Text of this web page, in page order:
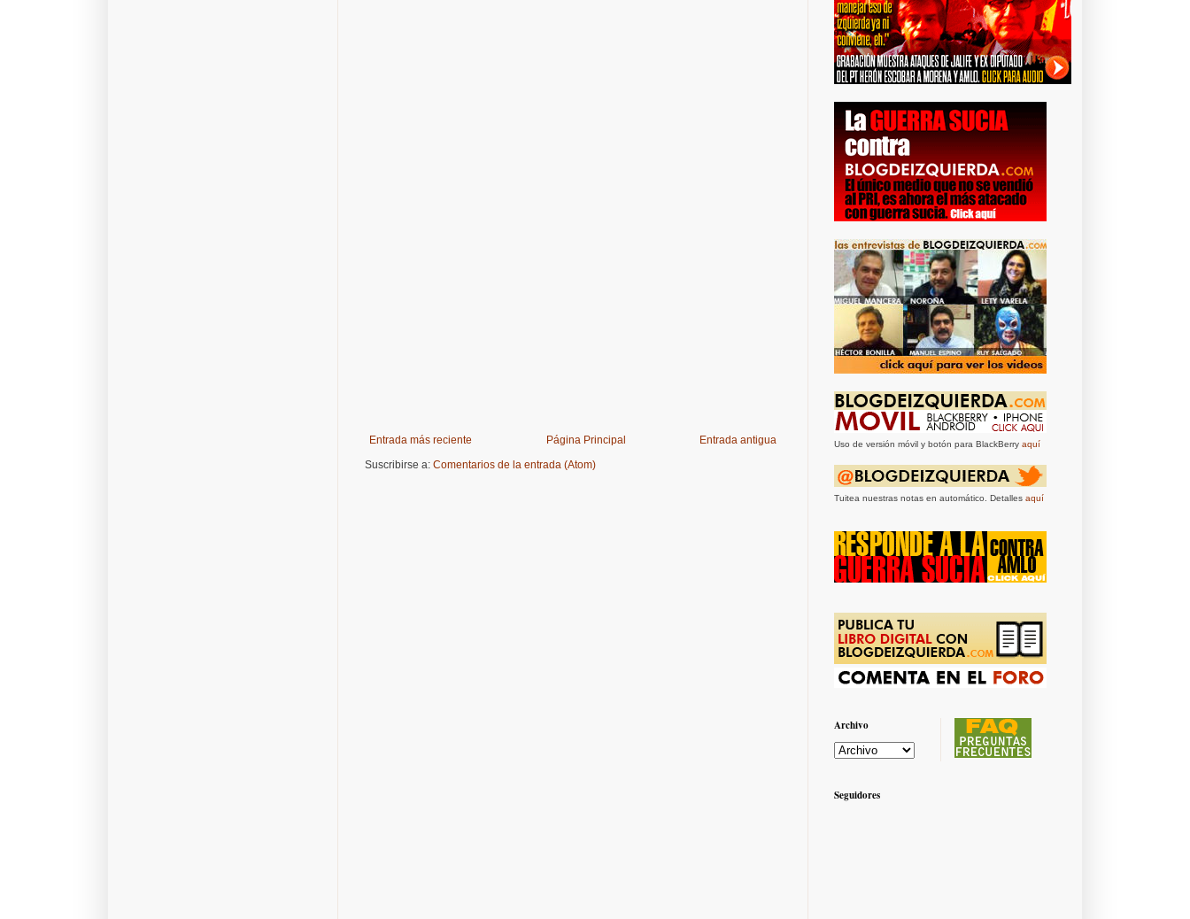
Entrada más reciente Entrada antigua
Página Principal
Suscribirse a: Comentarios de la entrada (Atom)
Uso de versión móvil y botón para BlackBerry aquí
Tuitea nuestras notas en automático. Detalles aquí
Archivo
Seguidores